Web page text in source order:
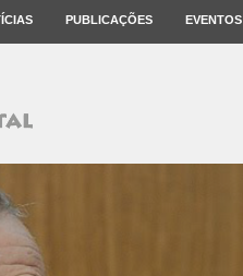
PUBLICAÇÕES EVENTOS